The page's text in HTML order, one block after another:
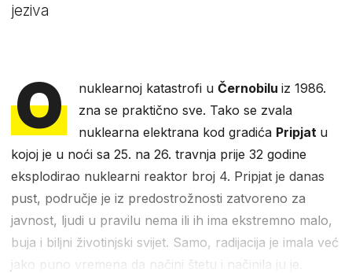
jeziva
O nuklearnoj katastrofi uČernobiluiz 1986.
zna se praktično sve. Tako se zvala
nuklearna elektrana kod gradića Pripjat u
kojoj je u noći sa 25. na 26. travnja prije 32 godine
eksplodirao nuklearni reaktor broj 4. Pripjat je danas
pust, područje je iz predostrožnosti zatvoreno za
javnost, ljudi u pravilu nema ili ih ima ekstremno malo,
buja i biljni životinjski svijet. Samo, radijacija je imala već
jako puno vremena da načini štetu i načinila ju je.